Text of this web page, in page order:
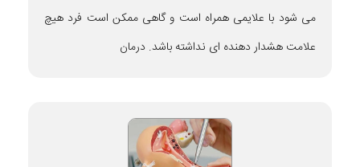
می شود با علایمی همراه است و گاهی ممکن است فرد هیچ
علامت هشدار دهنده ای نداشته باشد. درمان